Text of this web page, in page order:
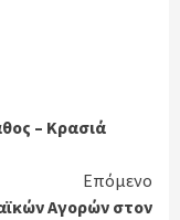
– Κρασιά
Επόμενο
Αγορών στον